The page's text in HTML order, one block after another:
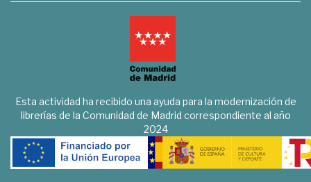
Esta actividad ha recibido una ayuda para la modernización de
librerías de la Comunidad de Madrid correspondiente al año
2024